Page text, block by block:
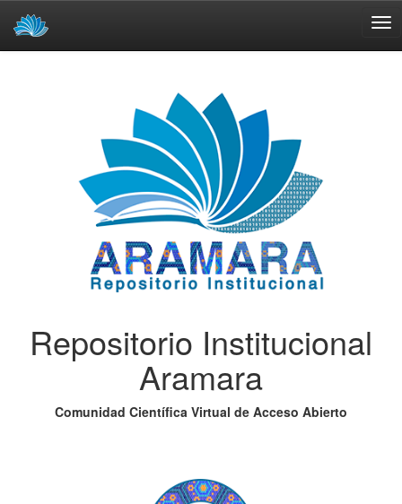
Repositorio Institucional
Aramara
Comunidad Científica Virtual de Acceso Abierto